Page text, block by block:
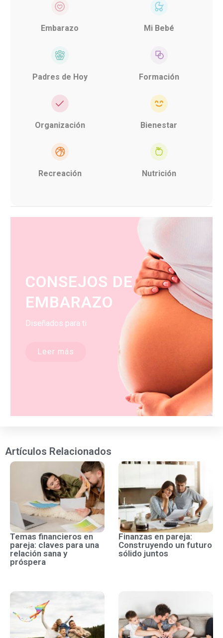
Embarazo Mi Bebé
Padres de Hoy Formación
Organización Bienestar
Recreación Nutrición
CONSEJOS DE
EMBARAZO
Diseñados para ti
Leer más
Artículos Relacionados
Temas financieros en
pareja: claves para una
relación sana y
próspera
Finanzas en pareja:
Construyendo un futuro
sólido juntos